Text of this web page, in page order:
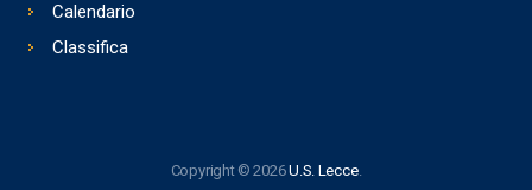
Calendario
Classifica
Copyright © 2026U.S. Lecce.